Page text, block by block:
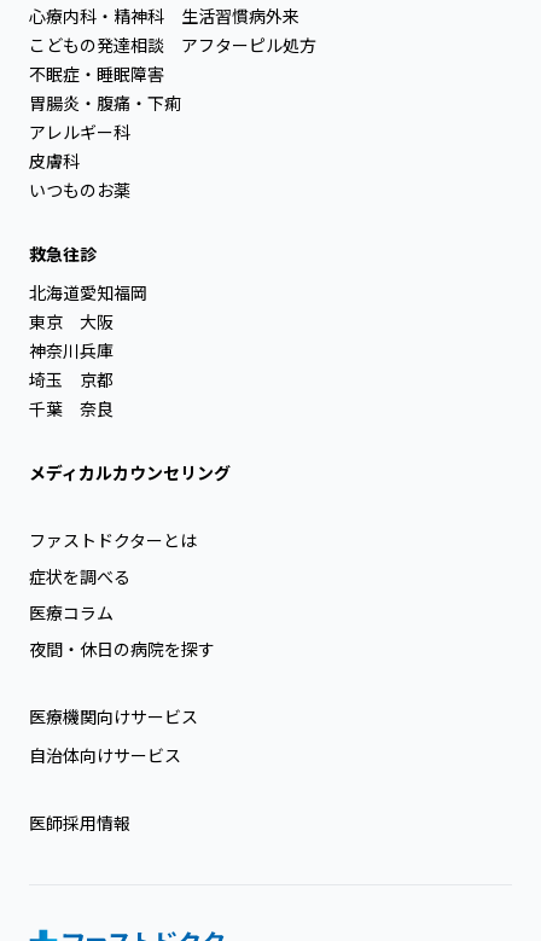
心療内科・精神科
こどもの発達相談
不眠症・睡眠障害
胃腸炎・腹痛・下痢
アレルギー科
皮膚科
いつものお薬
生活習慣病外来
アフターピル処方
救急往診
北海道
東京
神奈川
埼玉
千葉
愛知
大阪
兵庫
京都
奈良
福岡
メディカルカウンセリング
ファストドクターとは
症状を調べる
医療コラム
夜間・休日の病院を探す
医療機関向けサービス
自治体向けサービス
医師採用情報